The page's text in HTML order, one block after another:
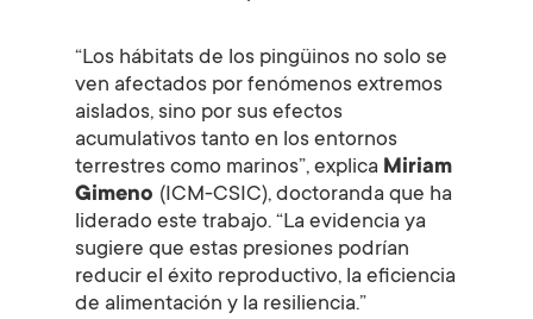
“Los hábitats de los pingüinos no solo se
ven afectados por fenómenos extremos
aislados, sino por sus efectos
acumulativos tanto en los entornos
terrestres como marinos”, explica Miriam
Gimeno (ICM-CSIC), doctoranda que ha
liderado este trabajo. “La evidencia ya
sugiere que estas presiones podrían
reducir el éxito reproductivo, la eficiencia
de alimentación y la resiliencia.”